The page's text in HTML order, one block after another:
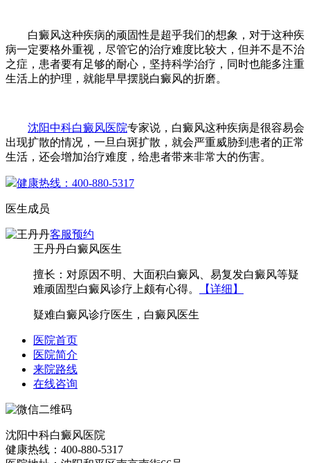
白癜风这种疾病的顽固性是超乎我们的想象，对于这种疾
病一定要格外重视，尽管它的治疗难度比较大，但并不是不治
之症，患者要有足够的耐心，坚持科学治疗，同时也能多注重
生活上的护理，就能早早摆脱白癜风的折磨。
沈阳中科白癜风医院专家说，白癜风这种疾病是很容易会
出现扩散的情况，一旦白斑扩散，就会严重威胁到患者的正常
生活，还会增加治疗难度，给患者带来非常大的伤害。
健康热线：400-880-5317
医生成员
客服预约
王丹丹白癜风医生
擅长：对原因不明、大面积白癜风、易复发白癜风等疑
难顽固型白癜风诊疗上颇有心得。
【详细】
疑难白癜风诊疗医生，白癜风医生
医院首页
医院简介
来院路线
在线咨询
沈阳中科白癜风医院
健康热线：400-880-5317